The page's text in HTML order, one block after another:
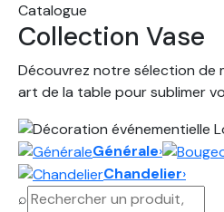
Catalogue
Collection Vase
Découvrez notre sélection de
art de la table pour sublimer
Générale›
Chandelier›
⌕